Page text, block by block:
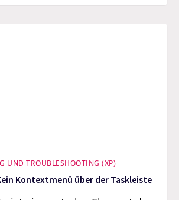
UND TROUBLESHOOTING (XP)
Kontextmenü über der Taskleiste